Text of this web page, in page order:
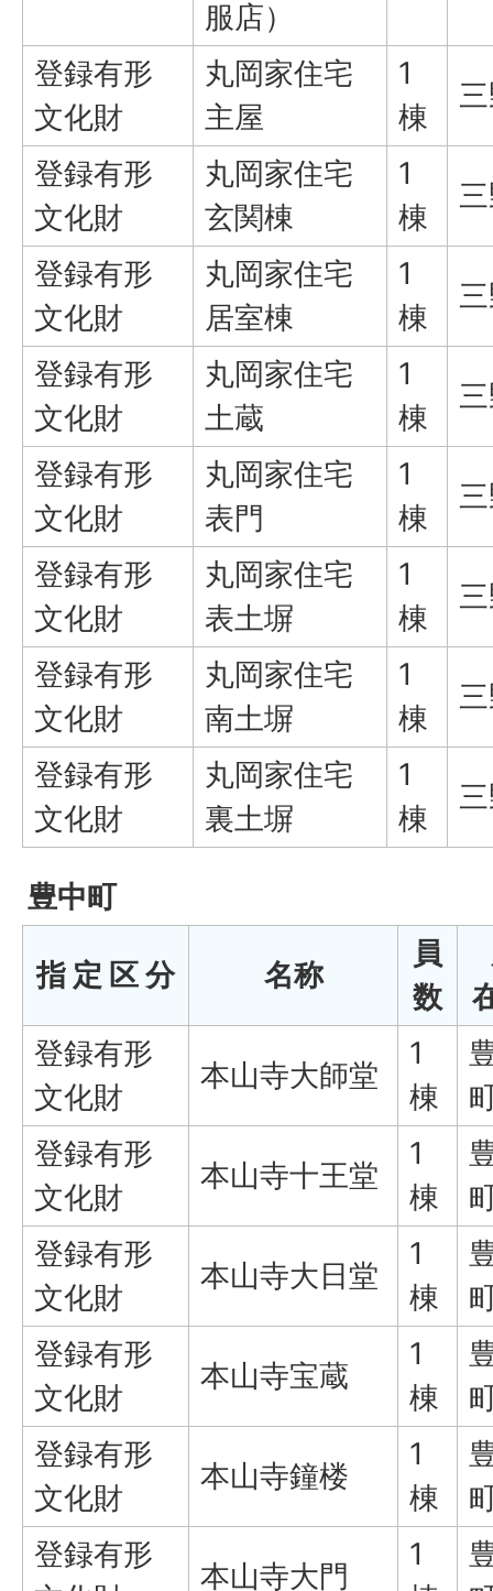
服店）
登録有形
文化財
丸岡家住宅
主屋
1
棟
登録有形
文化財
丸岡家住宅
玄関棟
1
棟
登録有形
文化財
丸岡家住宅
居室棟
1
棟
登録有形
文化財
丸岡家住宅
土蔵
1
棟
登録有形
文化財
丸岡家住宅
表門
1
棟
登録有形
文化財
丸岡家住宅
表土塀
1
棟
登録有形
文化財
丸岡家住宅
南土塀
1
棟
登録有形
文化財
丸岡家住宅
裏土塀
1
棟
豊中町
指 定 区 分 名称
員
数
登録有形
文化財
本山寺大師堂
1
棟
登録有形
文化財
本山寺十王堂
1
棟
登録有形
文化財
本山寺大日堂
1
棟
登録有形
文化財
本山寺宝蔵
1
棟
登録有形
文化財
本山寺鐘楼
1
棟
登録有形
本山寺大門
1